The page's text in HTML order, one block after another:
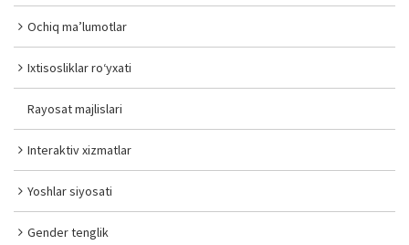
Ochiq ma’lumotlar
Ixtisosliklar ro‘yxati
Rayosat majlislari
Interaktiv xizmatlar
Yoshlar siyosati
Gender tenglik